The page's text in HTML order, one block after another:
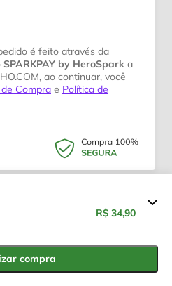
R$ 34,90
R$ 34,90
compra
é feito através da
SPARKPAY by HeroSpark a
ao continuar, você
Compra e Política de